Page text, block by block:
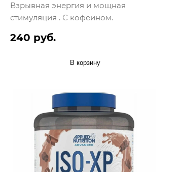
Взрывная энергия и мощная
стимуляция . С кофеином.
240 руб.
В корзину